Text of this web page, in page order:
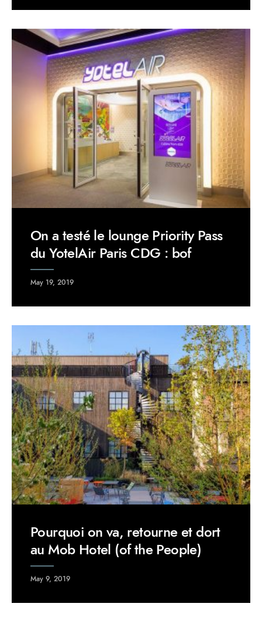
On a testé le lounge Priority Pass
du YotelAir Paris CDG : bof
May 19, 2019
Pourquoi on va, retourne et dort
au Mob Hotel (of the People)
May 9, 2019